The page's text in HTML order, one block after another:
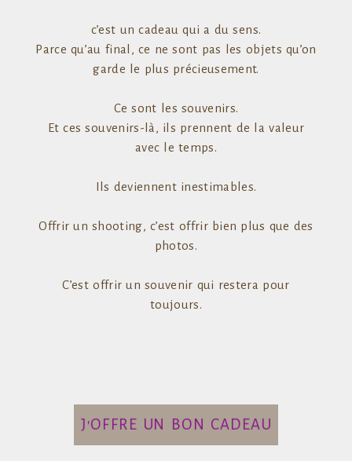
c’est un cadeau qui a du sens.
Parce qu’au final, ce ne sont pas les objets qu’on
garde le plus précieusement.
Ce sont les souvenirs.
Et ces souvenirs-là, ils prennent de la valeur
avec le temps.
Ils deviennent inestimables.
Offrir un shooting, c’est offrir bien plus que des
photos.
C’est offrir un souvenir qui restera pour
toujours.
J'OFFRE UN BON CADEAU